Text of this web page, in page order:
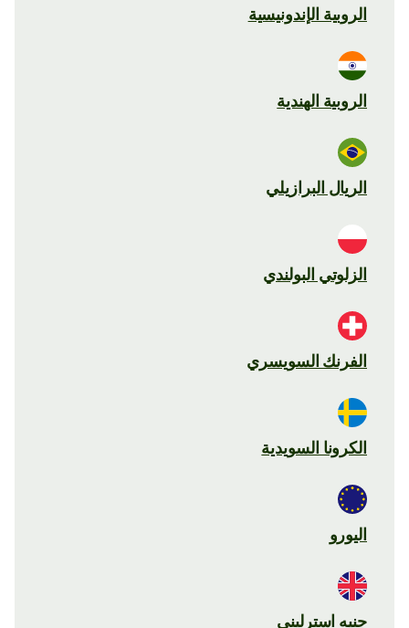
الروبية الإندونيسية
الروبية الهندية
الريال البرازيلي
الزلوتي البولندي
الفرنك السويسري
الكرونا السويدية
اليورو
جنيه استرليني